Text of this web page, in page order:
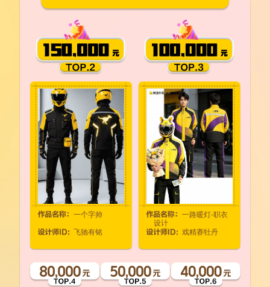
一个字帅
飞驰有铭
一路暖灯-职衣
设计
戏精赛牡丹